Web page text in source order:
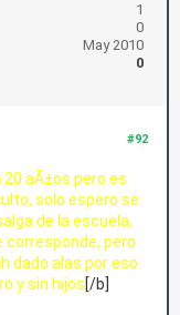
1
0
May 2010
0
#92
aÃ±os pero es
solo espero se
de la escuela,
corresponde, pero
dado alas por eso
y sin hijos[/b]